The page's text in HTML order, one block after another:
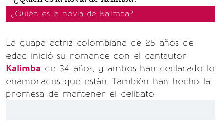
¿Quién es la novia de Kalimba?
La guapa actriz colombiana de 25 años de
edad inició su romance con el cantautor
Kalimba de 34 años, y ambos han declarado lo
enamorados que están. También han hecho la
promesa de mantener el celibato.